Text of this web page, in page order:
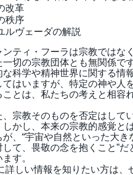
改革
秩序
ルヴェーダの解説
ンティ・フーラは宗教ではなく
一切の宗教団体とも無関係です
な科学や精神世界に関する情
てはいますが、特定の神や人
ことは、私たちの考えと相容
、宗教そのものを否定はして
しかし、本来の宗教的感覚と
が、“宇宙や自然といった大き
して、畏敬の念を抱くこと”だ
す。
詳しい情報を知りたい方は、